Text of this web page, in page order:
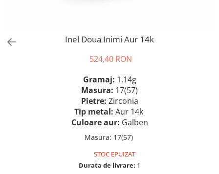
Inel Doua Inimi Aur 14k
524,40 RON
Gramaj: 1.14g
Masura: 17(57)
Pietre: Zirconia
Tip metal: Aur 14k
Culoare aur: Galben
Masura: 17(57)
STOC EPUIZAT
Durata de livrare: 1